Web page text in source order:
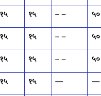
१५ १५ – –
५०
१५ १५ – –
५०
१५ १५ – –
५०
१५ १५ —
—